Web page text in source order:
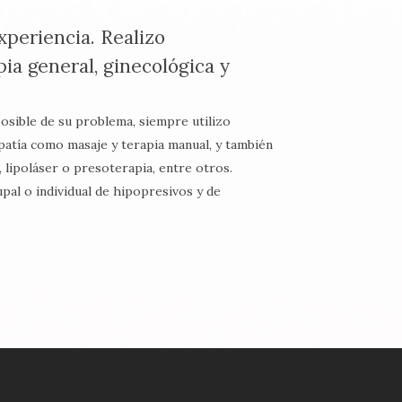
Realizo
general, ginecológica y
de su problema, siempre utilizo
como masaje y terapia manual, y también
lipoláser o presoterapia, entre otros.
o individual de hipopresivos y de